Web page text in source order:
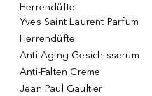
Herrendüfte
Yves Saint Laurent Parfum
Herrendüfte
Anti-Aging Gesichtsserum
Anti-Falten Creme
Jean Paul Gaultier